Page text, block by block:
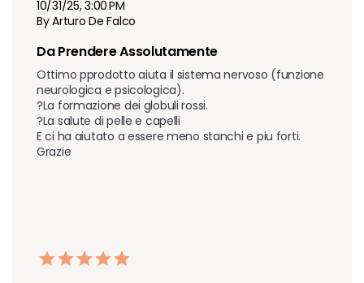
10/31/25, 3:00 PM
By Arturo De Falco
Da Prendere Assolutamente
Ottimo pprodotto aiuta il sistema nervoso (funzione
neurologica e psicologica).
?La formazione dei globuli rossi.
?La salute di pelle e capelli
E ci ha aiutato a essere meno stanchi e piu forti.
Grazie